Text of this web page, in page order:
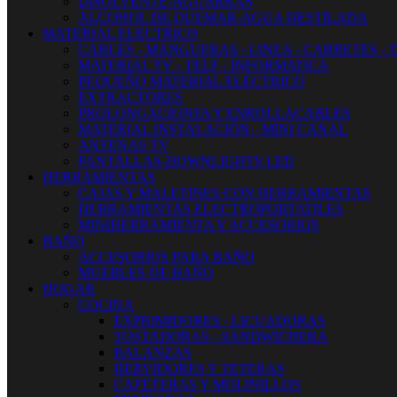
ALCOHOL DE QUEMAR-AGUA DESTILADA
MATERIAL ELECTRICO
CABLES - MANGUERAS - LINEA - CARRETES -
MATERIAL TV - TELF - INFORMATICA
PEQUEÑO MATERIAL ELECTRICO
EXTRACTORES
PROLONGACIONES Y ENROLLACABLES
MATERIAL INSTALACIÓN - MINI CANAL
ANTENAS TV
PANTALLAS-DOWNLIGHTS LED
HERRAMIENTAS
CAJAS Y MALETINES CON HERRAMIENTAS
HERRAMIENTAS ELECTROPORTATILES
MINIHERRAMIENTA Y ACCESORIOS
BAÑO
ACCESORIOS PARA BAÑO
MUEBLES DE BAÑO
HOGAR
COCINA
EXPRIMIDORES - LICUADORAS
TOSTADORAS - SANDWICHERA
BALANZAS
HERVIDORES Y TETERAS
CAFETERAS Y MOLINILLOS